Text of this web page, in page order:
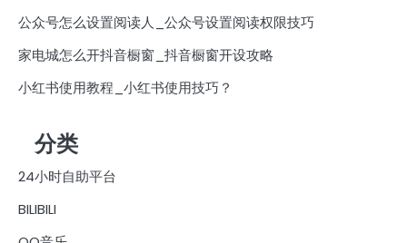
公众号怎么设置阅读人_公众号设置阅读权限技巧
家电城怎么开抖音橱窗_抖音橱窗开设攻略
小红书使用教程_小红书使用技巧？
分类
24小时自助平台
BILIBILI